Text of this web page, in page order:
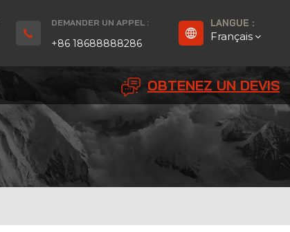
DEMANDER UN APPEL :
+86 18688888286
LANGUE :
Français
Español
OBTENEZ UN DEVIS